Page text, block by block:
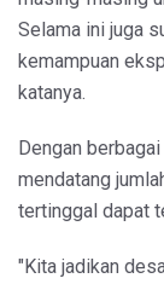
Selama ini juga
kemampuan
katanya.
Dengan
mendatang
tertinggal dapat
"Kita jadikan